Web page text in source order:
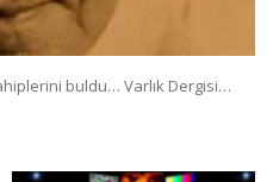
buldu… Varlık Dergisi…